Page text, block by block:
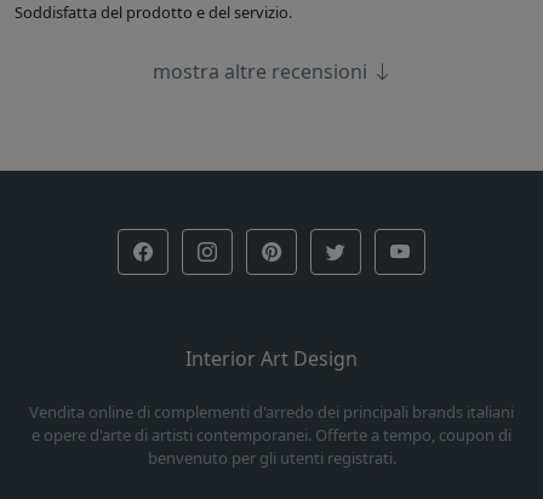
Soddisfatta del prodotto e del servizio.
mostra altre recensioni
Interior Art Design
Vendita online di complementi d'arredo dei principali brands italiani
e opere d'arte di artisti contemporanei. Offerte a tempo, coupon di
benvenuto per gli utenti registrati.